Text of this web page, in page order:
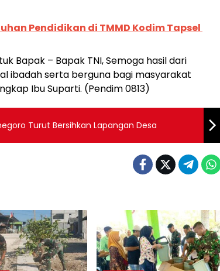
Pendidikan di TMMD Kodim Tapsel
Bapak – Bapak TNI, Semoga hasil dari
ibadah serta berguna bagi masyarakat
Ibu Suparti. (Pendim 0813)
Turut Bersihkan Lapangan Desa